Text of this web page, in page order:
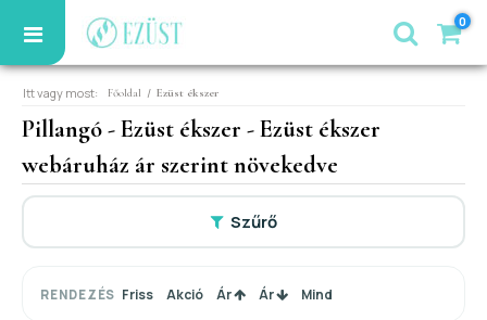
0
Itt vagy most: Főoldal / Ezüst ékszer
Pillangó - Ezüst ékszer - Ezüst ékszer
webáruház ár szerint növekedve
Szűrő
RENDEZÉS Friss Akció Ár Ár Mind